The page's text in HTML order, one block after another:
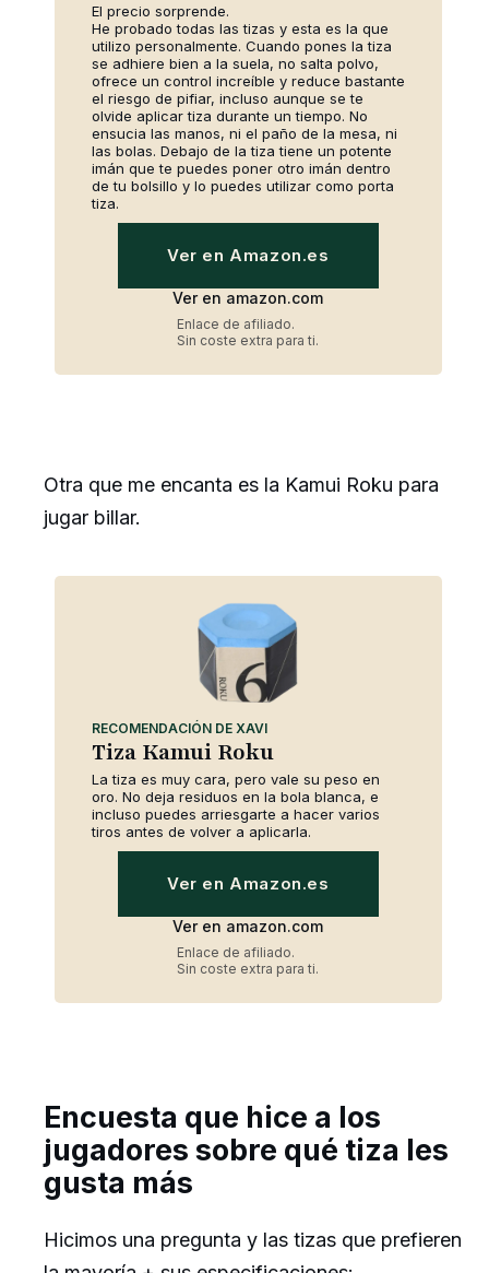
El precio sorprende.
He probado todas las tizas y esta es la que
utilizo personalmente. Cuando pones la tiza
se adhiere bien a la suela, no salta polvo,
ofrece un control increíble y reduce bastante
el riesgo de pifiar, incluso aunque se te
olvide aplicar tiza durante un tiempo. No
ensucia las manos, ni el paño de la mesa, ni
las bolas. Debajo de la tiza tiene un potente
imán que te puedes poner otro imán dentro
de tu bolsillo y lo puedes utilizar como porta
tiza.
Ver en Amazon.es
Ver en amazon.com
Enlace de afiliado.
Sin coste extra para ti.
Otra que me encanta es la Kamui Roku para
jugar billar.
RECOMENDACIÓN DE XAVI
Tiza Kamui Roku
La tiza es muy cara, pero vale su peso en
oro. No deja residuos en la bola blanca, e
incluso puedes arriesgarte a hacer varios
tiros antes de volver a aplicarla.
Ver en Amazon.es
Ver en amazon.com
Enlace de afiliado.
Sin coste extra para ti.
Encuesta que hice a los
jugadores sobre qué tiza les
gusta más
Hicimos una pregunta y las tizas que prefieren